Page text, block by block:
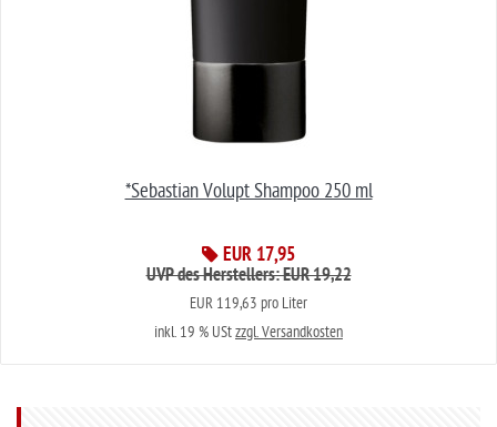
*Sebastian Volupt Shampoo 250 ml
EUR 17,95
UVP des Herstellers: EUR 19,22
EUR 119,63 pro Liter
inkl. 19 % UStzzgl. Versandkosten